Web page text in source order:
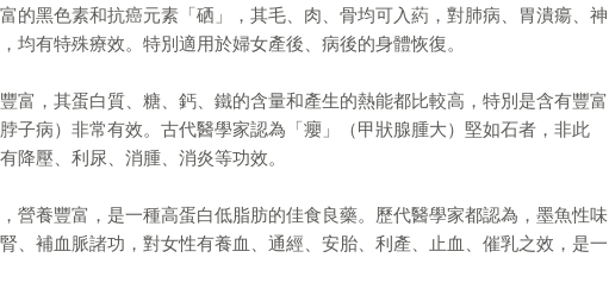
的黑色素和抗癌元素「硒」，其毛、肉、骨均可入葯，對肺病、胃潰瘍、神
均有特殊療效。特別適用於婦女產後、病後的身體恢復。
富，其蛋白質、糖、鈣、鐵的含量和產生的熱能都比較高，特別是含有豐富
子病）非常有效。古代醫學家認為「癭」（甲狀腺腫大）堅如石者，非此
降壓、利尿、消腫、消炎等功效。
營養豐富，是一種高蛋白低脂肪的佳食良藥。歷代醫學家都認為，墨魚性味
、補血脈諸功，對女性有養血、通經、安胎、利產、止血、催乳之效，是一